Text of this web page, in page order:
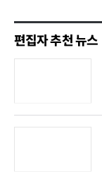
편집자 추천 뉴스